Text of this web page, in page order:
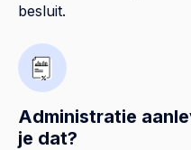
besluit.
Administratie
je dat?